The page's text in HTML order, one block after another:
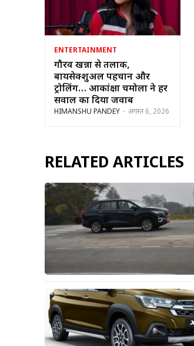
ENTERTAINMENT
गौरव खन्ना से तलाक,
बायसेक्शुअल पहचान और
ट्रोलिंग… आकांक्षा चमोला ने हर
सवाल का दिया जवाब
HIMANSHU PANDEY - अगस्त 6, 2026
RELATED ARTICLES